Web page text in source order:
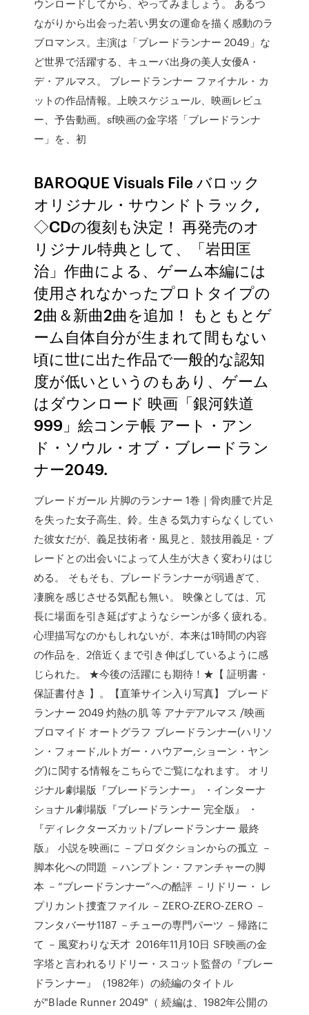
ウンロードしてから、やってみましょう。 あるつ
ながりから出会った若い男女の運命を描く感動のラ
ブロマンス。主演は「ブレードランナー 2049」な
ど世界で活躍する、キューバ出身の美人女優A・
デ・アルマス。 ブレードランナー ファイナル・カ
ットの作品情報。上映スケジュール、映画レビュ
ー、予告動画。sf映画の金字塔「ブレードランナ
ー」を、初
BAROQUE Visuals File バロック
オリジナル・サウンドトラック,
◇CDの復刻も決定！ 再発売のオ
リジナル特典として、「岩田匡
治」作曲による、ゲーム本編には
使用されなかったプロトタイプの
2曲＆新曲2曲を追加！ もともとゲ
ーム自体自分が生まれて間もない
頃に世に出た作品で一般的な認知
度が低いというのもあり、ゲーム
はダウンロード 映画「銀河鉄道
999」絵コンテ帳 アート・アン
ド・ソウル・オブ・ブレードラン
ナー2049.
ブレードガール 片脚のランナー 1巻｜骨肉腫で片足
を失った女子高生、鈴。生きる気力すらなくしてい
た彼女だが、義足技術者・風見と、競技用義足・ブ
レードとの出会いによって人生が大きく変わりはじ
める。 そもそも、ブレードランナーが弱過ぎて、
凄腕を感じさせる気配も無い。 映像としては、冗
長に場面を引き延ばすようなシーンが多く疲れる。
心理描写なのかもしれないが、本来は1時間の内容
の作品を、2倍近くまで引き伸ばしているように感
じられた。 ★今後の活躍にも期待！★【 証明書・
保証書付き 】。【直筆サイン入り写真】 ブレード
ランナー 2049 灼熱の肌 等 アナデアルマス /映画
ブロマイド オートグラフ ブレードランナー(ハリソ
ン・フォード,ルトガー・ハウアー,ショーン・ヤン
グ)に関する情報をこちらでご覧になれます。 オリ
ジナル劇場版『ブレードランナー』 ・インターナ
ショナル劇場版『ブレードランナー 完全版』 ・
『ディレクターズカット/ブレードランナー 最終
版』 小説を映画に －プロダクションからの孤立 －
脚本化への問題 －ハンプトン・ファンチャーの脚
本 －“ブレードランナー”への酷評 －リドリー・ レ
プリカント捜査ファイル －ZERO-ZERO-ZERO －
フンタバーサ1187 －チューの専門パーツ －帰路に
て －風変わりな天才 2016年11月10日 SF映画の金
字塔と言われるリドリー・スコット監督の『ブレー
ドランナー』（1982年）の続編のタイトル
が"Blade Runner 2049"（ 続編は、1982年公開の